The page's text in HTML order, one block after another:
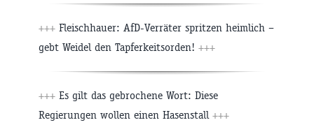
+++ Fleischhauer: AfD-Verräter spritzen heimlich –
gebt Weidel den Tapferkeitsorden! +++
+++ Es gilt das gebrochene Wort: Diese
Regierungen wollen einen Hasenstall +++